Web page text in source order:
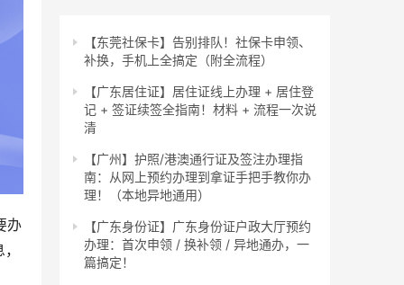
办
【东莞社保卡】告别排队！社保卡申领、
补换，手机上全搞定（附全流程）
【广东居住证】居住证线上办理 + 居住登
记 + 签证续签全指南！材料 + 流程一次说
清
【广州】护照/港澳通行证及签注办理指
南：从网上预约办理到拿证手把手教你办
理！（本地异地通用）
【广东身份证】广东身份证户政大厅预约
办理：首次申领 / 换补领 / 异地通办，一
篇搞定！